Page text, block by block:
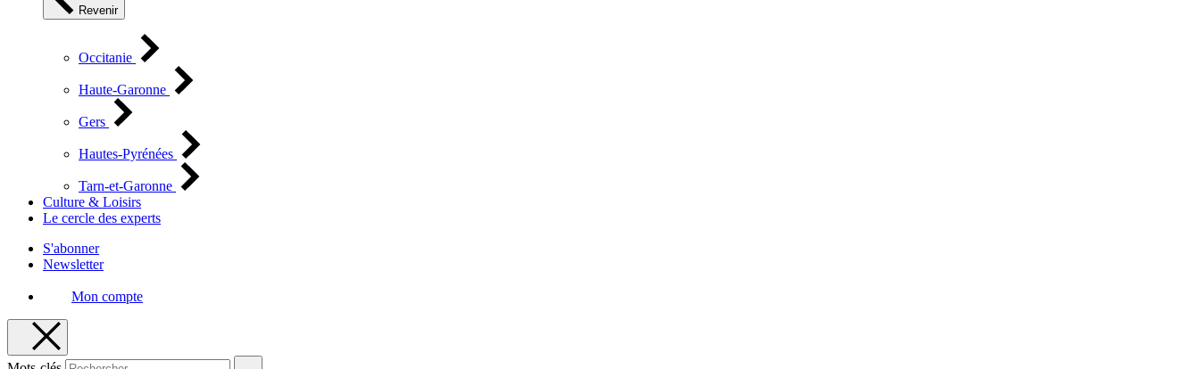
Revenir
Occitanie
Haute-Garonne
Gers
Hautes-Pyrénées
Tarn-et-Garonne
Culture & Loisirs
Le cercle des experts
S'abonner
Newsletter
Mon compte